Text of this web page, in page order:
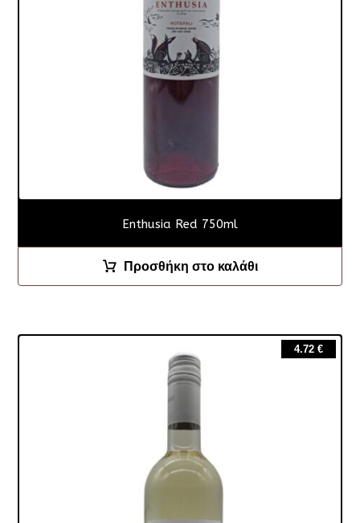
Enthusia Red 750ml
Προσθήκη στο καλάθι
4.72 €